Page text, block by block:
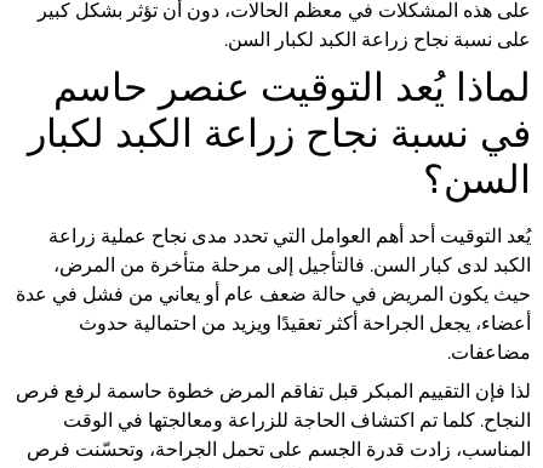
على هذه المشكلات في معظم الحالات، دون أن تؤثر بشكل كبير
على نسبة نجاح زراعة الكبد لكبار السن.
لماذا يُعد التوقيت عنصر حاسم
في نسبة نجاح زراعة الكبد لكبار
السن؟
يُعد التوقيت أحد أهم العوامل التي تحدد مدى نجاح عملية زراعة
الكبد لدى كبار السن. فالتأجيل إلى مرحلة متأخرة من المرض،
حيث يكون المريض في حالة ضعف عام أو يعاني من فشل في عدة
أعضاء، يجعل الجراحة أكثر تعقيدًا ويزيد من احتمالية حدوث
مضاعفات.
لذا فإن التقييم المبكر قبل تفاقم المرض خطوة حاسمة لرفع فرص
النجاح. كلما تم اكتشاف الحاجة للزراعة ومعالجتها في الوقت
المناسب، زادت قدرة الجسم على تحمل الجراحة، وتحسّنت فرص